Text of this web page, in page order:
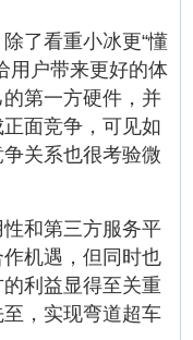
了看重小冰更“懂
用户带来更好的体
第一方硬件，并
面竞争，可见如
关系也很考验微
和第三方服务平
机遇，但同时也
利益显得至关重
，实现弯道超车